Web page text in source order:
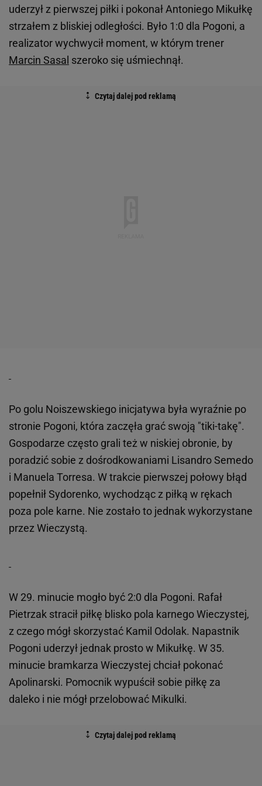
uderzył z pierwszej piłki i pokonał Antoniego Mikułkę
strzałem z bliskiej odległości. Było 1:0 dla Pogoni, a
realizator wychwycił moment, w którym trener
Marcin Sasal szeroko się uśmiechnął.
Po golu Noiszewskiego inicjatywa była wyraźnie po
stronie Pogoni, która zaczęła grać swoją "tiki-takę".
Gospodarze często grali też w niskiej obronie, by
poradzić sobie z dośrodkowaniami Lisandro Semedo
i Manuela Torresa. W trakcie pierwszej połowy błąd
popełnił Sydorenko, wychodząc z piłką w rękach
poza pole karne. Nie zostało to jednak wykorzystane
przez Wieczystą.
W 29. minucie mogło być 2:0 dla Pogoni. Rafał
Pietrzak stracił piłkę blisko pola karnego Wieczystej,
z czego mógł skorzystać Kamil Odolak. Napastnik
Pogoni uderzył jednak prosto w Mikułkę. W 35.
minucie bramkarza Wieczystej chciał pokonać
Apolinarski. Pomocnik wypuścił sobie piłkę za
daleko i nie mógł przelobować Mikulki.